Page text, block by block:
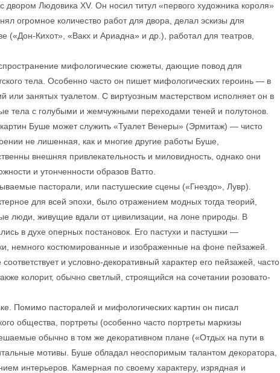
двором Людовика XV. Он носил титул «первого художника короля»
огромное количество работ для двора, делал эскизы для
(«Дон-Кихот», «Вакх и Ариадна» и др.), работал для театров,
мифологические сюжеты, дающие повод для
тела. Особенно часто он пишет мифологических героинь — в
занятых туалетом. С виртуозным мастерством исполняет он в
тела с голубыми и жемчужными переходами теней и полутонов.
Буше может служить «Туалет Венеры» (Эрмитаж) — чисто
не лишенная, как и многие другие работы Буше,
внешняя привлекательность и миловидность, однако они
и утонченности образов Ватто.
пасторали, или пастушеские сцены («Гнездо», Лувр).
для всей эпохи, было отражением модных тогда теорий,
люди, живущие вдали от цивилизации, на лоне природы. В
в духе оперных постановок. Его пастухи и пастушки —
немного костюмированные и изображенные на фоне пейзажей.
и условно-декоративный характер его пейзажей, часто
колорит, обычно светлый, строящийся на сочетании розовато-
Помимо пасторалей и мифологических картин он писал
общества, портреты (особенно часто портреты маркизы
обычно в том же декоративном плане («Отдых на пути в
мотивы. Буше обладал неоспоримым талантом декоратора,
интерьеров. Камерная по своему характеру, изрядная и